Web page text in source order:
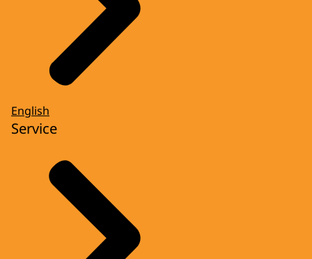
English
Service